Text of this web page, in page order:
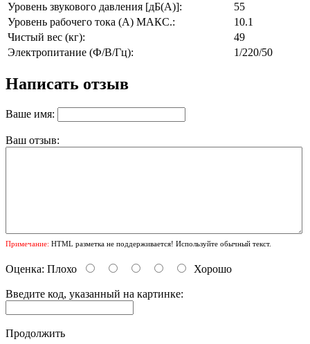
Уровень звукового давления [дБ(А)]:
55
Уровень рабочего тока (А) МАКС.:
10.1
Чистый вес (кг):
49
Электропитание (Ф/В/Гц):
1/220/50
Написать отзыв
Ваше имя:
Ваш отзыв:
Примечание: HTML разметка не поддерживается! Используйте обычный текст.
Оценка: Плохо Хорошо
Введите код, указанный на картинке:
Продолжить